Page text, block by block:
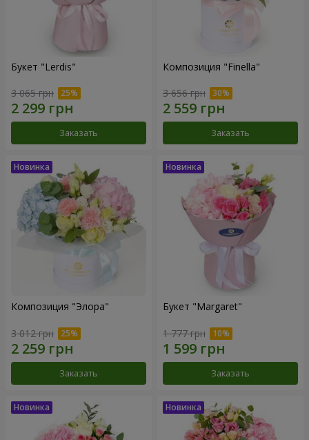
Букет "Lerdis"
3 065 грн
Заказать
Композиция "Finella"
3 656 грн
Заказать
Композиция "Элора"
3 012 грн
Заказать
Букет "Margaret"
1 777 грн
Заказать